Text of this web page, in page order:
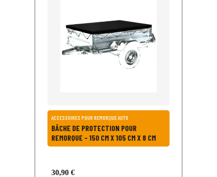
ACCESSOIRES POUR REMORQUE AUTO
BÂCHE DE PROTECTION POUR
REMORQUE - 150 CM X 105 CM X 8 CM
30,90 €